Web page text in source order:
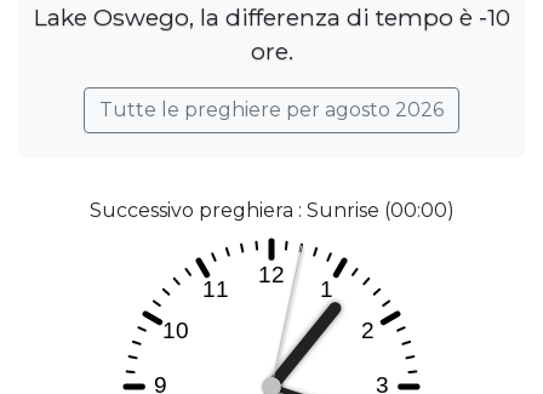
Lake Oswego, la differenza di tempo è -10
ore.
Tutte le preghiere per agosto 2026
Successivo preghiera : Sunrise (00:00)